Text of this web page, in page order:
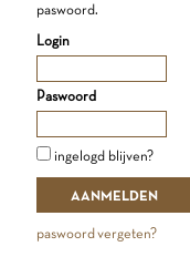
paswoord.
Login
Paswoord
ingelogd blijven?
paswoord vergeten?